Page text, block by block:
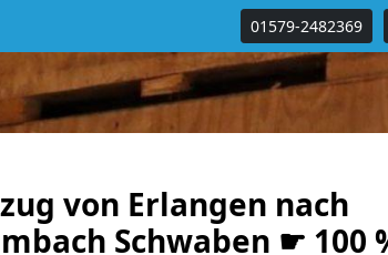
01579-2482369
von Erlangen nach
Schwaben ☛ 100